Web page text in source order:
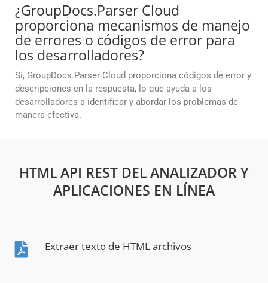
¿GroupDocs.Parser Cloud
proporciona mecanismos de manejo
de errores o códigos de error para
los desarrolladores?
Sí, GroupDocs.Parser Cloud proporciona códigos de error y
descripciones en la respuesta, lo que ayuda a los
desarrolladores a identificar y abordar los problemas de
manera efectiva.
HTML API REST DEL ANALIZADOR Y
APLICACIONES EN LÍNEA
Extraer texto de HTML archivos